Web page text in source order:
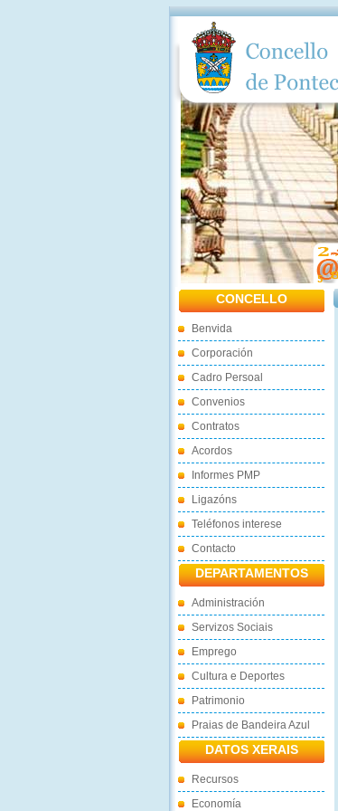
CONCELLO
Benvida
Corporación
Cadro Persoal
Convenios
Contratos
Acordos
Informes PMP
Ligazóns
Teléfonos interese
Contacto
DEPARTAMENTOS
Administración
Servizos Sociais
Emprego
Cultura e Deportes
Patrimonio
Praias de Bandeira Azul
DATOS XERAIS
Recursos
Economía